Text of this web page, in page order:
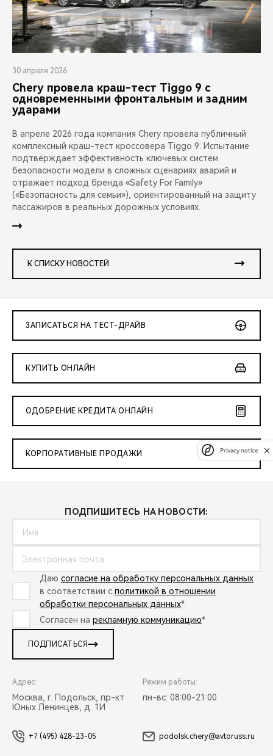
30 апреля 2026
Chery провела краш-тест Tiggo 9 с
одновременными фронтальным и задним
ударами
В апреле 2026 года компания Chery провела публичный
комплексный краш-тест кроссовера Tiggo 9. Испытание
подтверждает эффективность ключевых систем
безопасности модели в сложных сценариях аварий и
отражает подход бренда «Safety For Family»
(«Безопасность для семьи»), ориентированный на защиту
пассажиров в реальных дорожных условиях.
К СПИСКУ НОВОСТЕЙ
ЗАПИСАТЬСЯ НА ТЕСТ-ДРАЙВ
КУПИТЬ ОНЛАЙН
ОДОБРЕНИЕ КРЕДИТА ОНЛАЙН
КОРПОРАТИВНЫЕ ПРОДАЖИ
ПОДПИШИТЕСЬ НА НОВОСТИ:
Даю согласие на обработку персональных данных
в соответствии с политикой в отношении
обработки персональных данных*
Согласен на рекламную коммуникацию*
ПОДПИСАТЬСЯ
Адрес:
Москва, г. Подольск, пр-кт
Юных Ленинцев, д. 1И
Режим работы:
пн-вс: 08:00-21:00
+7 (495) 428-23-05 podolsk.chery@avtoruss.ru
Privacy notice